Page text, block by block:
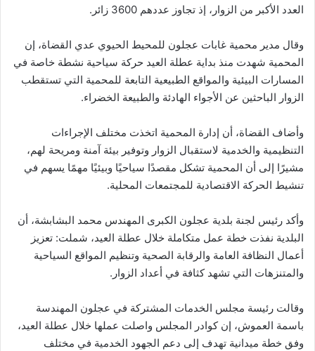
العدد الأكبر من الزوار، إذ تجاوز عددهم 3600 زائر.
وقال مدير محمية غابات عجلون للمحيط الحيوي عدي القضاة، إن
المحمية شهدت منذ بداية عطلة العيد حركة سياحية نشطة خاصة في
المسارات البيئية والمواقع الطبيعية التابعة للمحمية التي تستقطب
الزوار الباحثين عن الأجواء الهادئة والطبيعة الخضراء.
وأضاف القضاة، أن إدارة المحمية اتخذت مختلف الإجراءات
التنظيمية والخدمية لاستقبال الزوار وتوفير بيئة آمنة ومريحة لهم،
مشيرًا إلى أن المحمية تشكل مقصدًا سياحيًا وبيئيًا مهمًا يسهم في
تنشيط الحركة الاقتصادية للمجتمعات المحلية.
وأكد رئيس لجنة بلدية عجلون الكبرى المهندس محمد البشابشة، أن
البلدية نفذت خطة عمل متكاملة خلال عطلة العيد، شملت: تعزيز
أعمال النظافة العامة والرقابة الصحية وتنظيم المواقع السياحية
والمتنزهات التي تشهد كثافة في أعداد الزوار.
وقالت رئيسة مجلس الخدمات المشتركة في عجلون المهندسة
باسمة العموش، إن كوادر المجلس واصلت عملها خلال عطلة العيد،
وفق خطة ميدانية تهدف إلى دعم الجهود الخدمية في مختلف